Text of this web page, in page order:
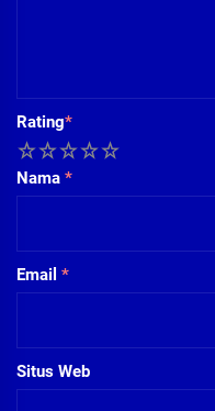
Rating*
5
4
3
2
Nama *
Email *
Situs Web